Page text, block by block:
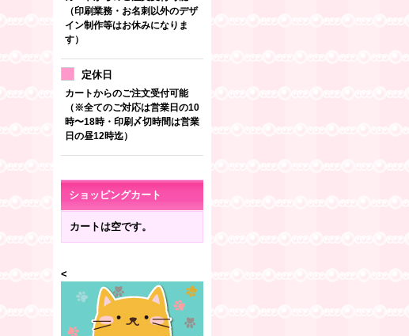
（印刷業務・お名刺以外のデザ
イン制作等はお休みになりま
す）
定休日
カートからのご注文受付可能
（※全てのご対応は営業日の10
時〜18時・印刷〆切時間は営業
日の昼12時迄）
ショッピングカート
カートは空です。
<